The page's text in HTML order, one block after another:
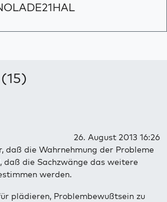
26. August 2013 16:26
daß die Wahrnehmung der Probleme
daß die Sachzwänge das weitere
werden.
plädieren, Problembewußtsein zu